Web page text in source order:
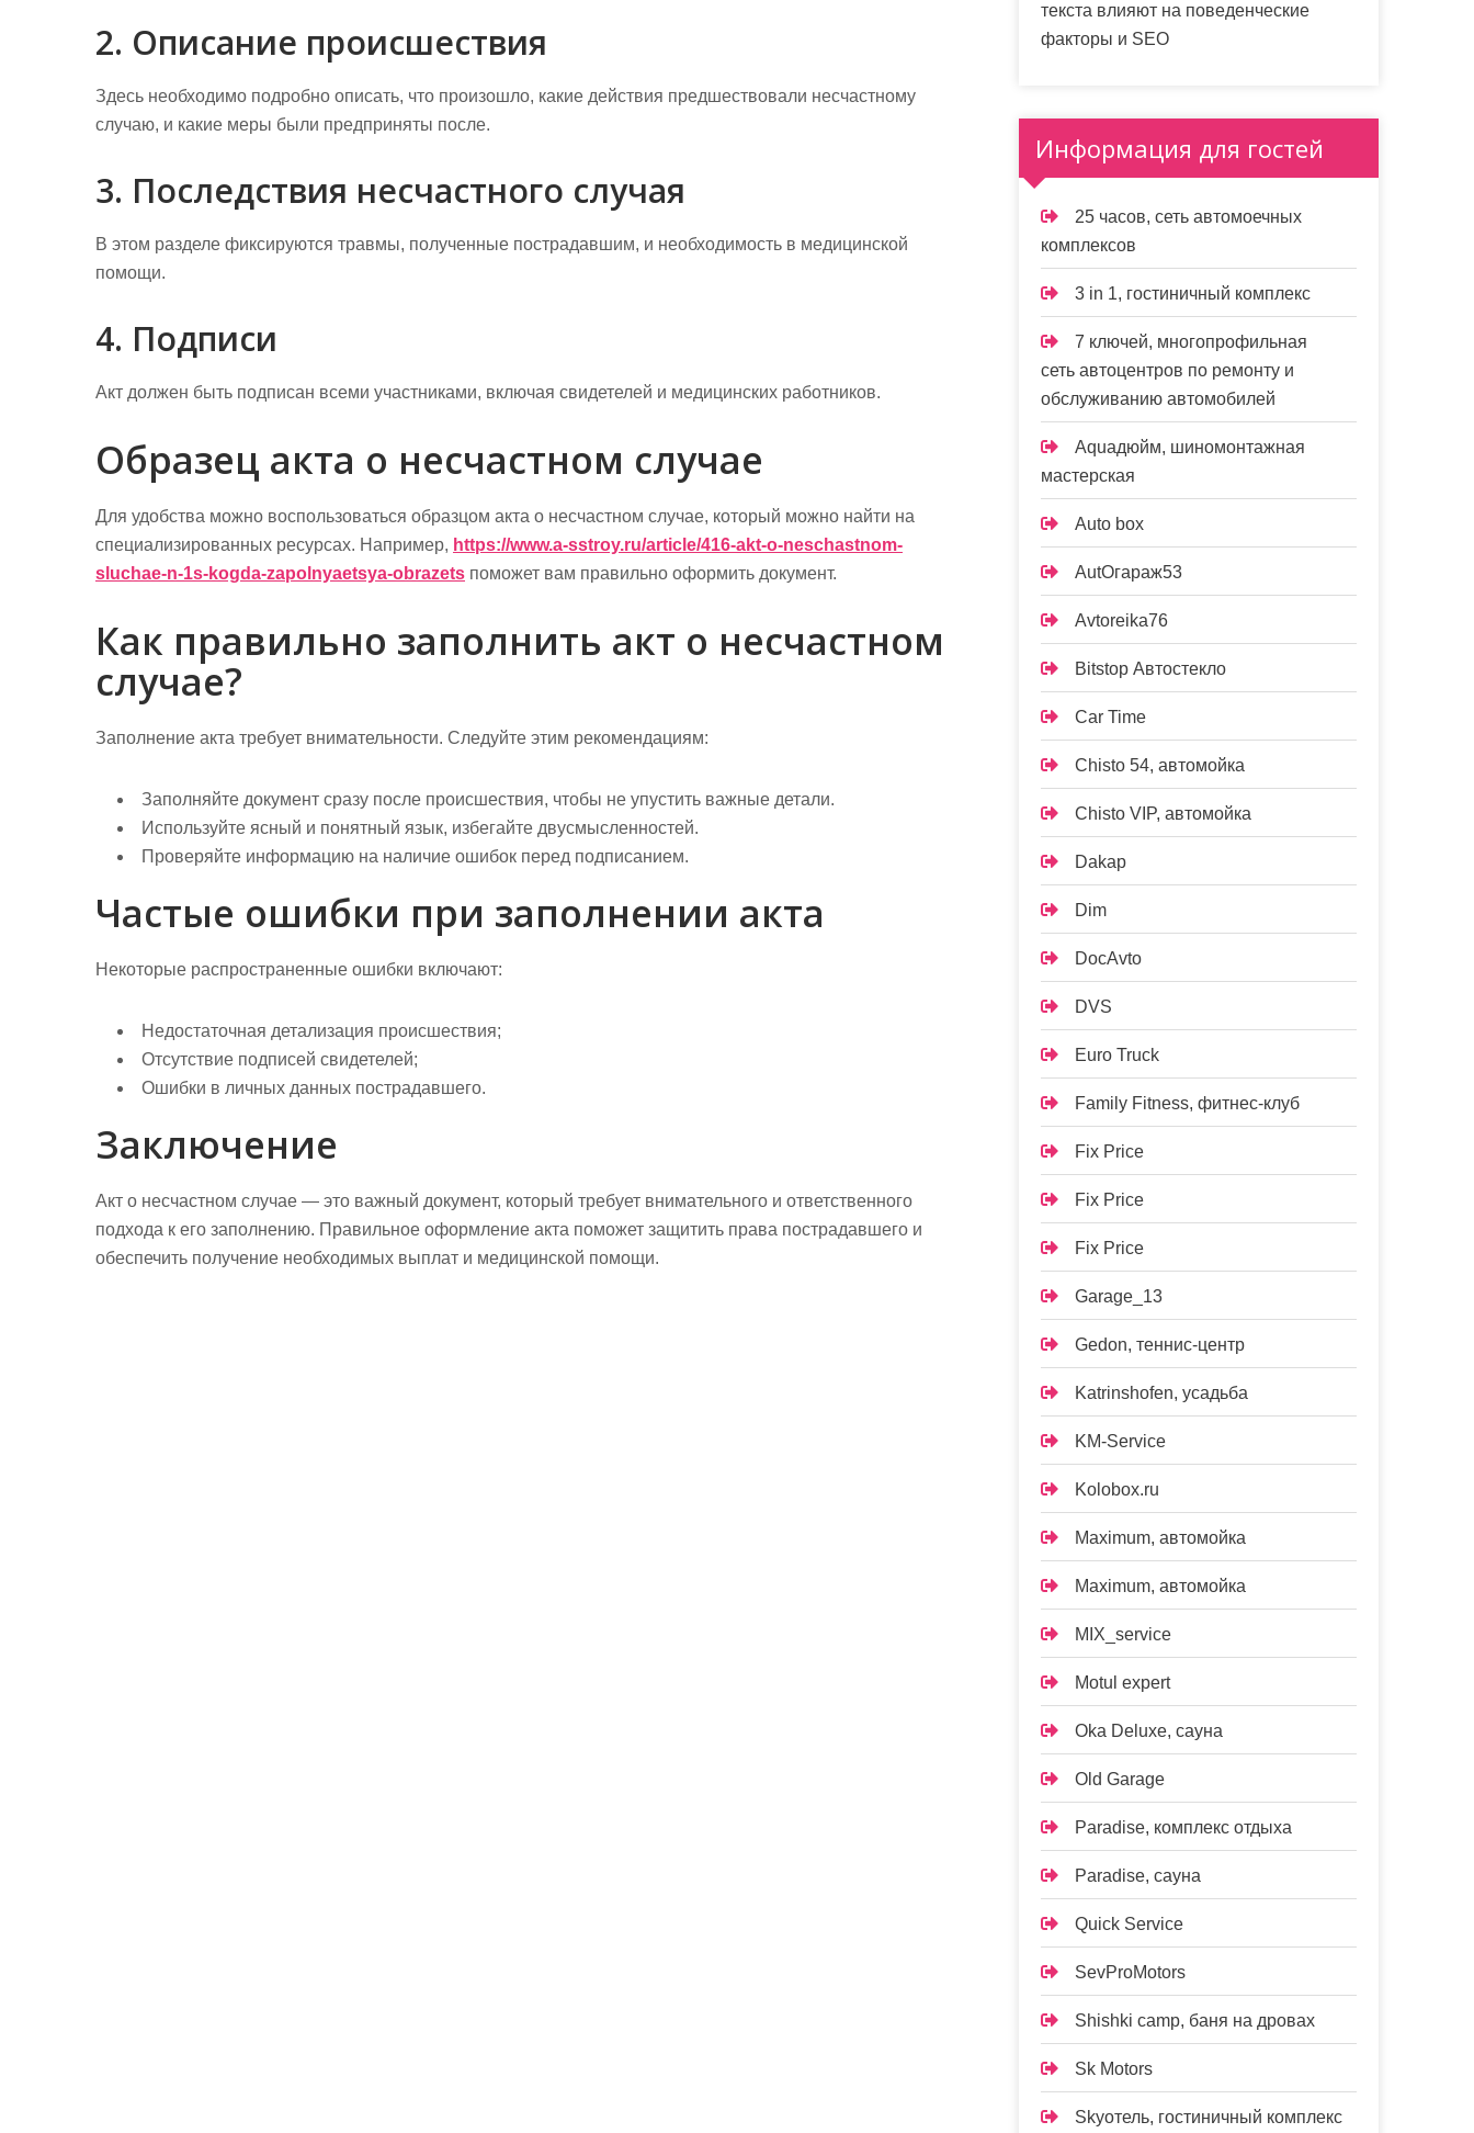
2. Описание происшествия
Здесь необходимо подробно описать, что произошло, какие действия предшествовали несчастному
случаю, и какие меры были предприняты после.
3. Последствия несчастного случая
В этом разделе фиксируются травмы, полученные пострадавшим, и необходимость в медицинской
помощи.
4. Подписи
Акт должен быть подписан всеми участниками, включая свидетелей и медицинских работников.
Образец акта о несчастном случае
Для удобства можно воспользоваться образцом акта о несчастном случае, который можно найти на
специализированных ресурсах. Например, https://www.a-sstroy.ru/article/416-akt-o-neschastnom-
sluchae-n-1s-kogda-zapolnyaetsya-obrazets поможет вам правильно оформить документ.
Как правильно заполнить акт о несчастном
случае?
Заполнение акта требует внимательности. Следуйте этим рекомендациям:
Заполняйте документ сразу после происшествия, чтобы не упустить важные детали.
Используйте ясный и понятный язык, избегайте двусмысленностей.
Проверяйте информацию на наличие ошибок перед подписанием.
Частые ошибки при заполнении акта
Некоторые распространенные ошибки включают:
Недостаточная детализация происшествия;
Отсутствие подписей свидетелей;
Ошибки в личных данных пострадавшего.
Заключение
Акт о несчастном случае — это важный документ, который требует внимательного и ответственного
подхода к его заполнению. Правильное оформление акта поможет защитить права пострадавшего и
обеспечить получение необходимых выплат и медицинской помощи.
текста влияют на поведенческие
факторы и SEO
Информация для гостей
25 часов, сеть автомоечных
комплексов
3 in 1, гостиничный комплекс
7 ключей, многопрофильная
сеть автоцентров по ремонту и
обслуживанию автомобилей
Aquaдюйм, шиномонтажная
мастерская
Auto box
AutOгараж53
Avtoreika76
Bitstop Автостекло
Car Time
Chisto 54, автомойка
Chisto VIP, автомойка
Dakap
Dim
DocAvto
DVS
Euro Truck
Family Fitness, фитнес-клуб
Fix Price
Fix Price
Fix Price
Garage_13
Gedon, теннис-центр
Katrinshofen, усадьба
KM-Service
Kolobox.ru
Maximum, автомойка
Maximum, автомойка
MIX_service
Motul expert
Oka Deluxe, сауна
Old Garage
Paradise, комплекс отдыха
Paradise, сауна
Quick Service
SevProMotors
Shishki camp, баня на дровах
Sk Motors
Skyотель, гостиничный комплекс